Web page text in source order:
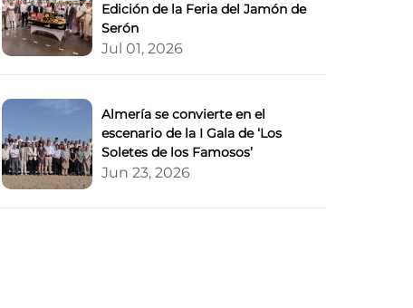
Edición de la Feria del Jamón de
Serón
Jul 01, 2026
Almería se convierte en el
escenario de la I Gala de ‘Los
Soletes de los Famosos’
Jun 23, 2026